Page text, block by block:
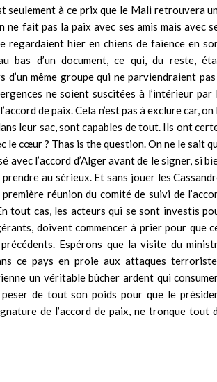
seulement à ce prix que le Mali retrouvera
ne fait pas la paix avec ses amis mais avec
regardaient hier en chiens de faïence en
bas d’un document, ce qui, du reste,
même groupe qui ne parviendraient
ne soient suscitées à l’intérieur par
de paix. Cela n’est pas à exclure car, on
leur sac, sont capables de tout. Ils ont
le cœur ? Thas is the question. On ne le sait
l’accord d’Alger avant de le signer, si
au sérieux. Et sans jouer les
réunion du comité de suivi de
tout cas, les acteurs qui se sont investis
doivent commencer à prier pour que
Espérons que la visite du
ce pays en proie aux attaques
un véritable bûcher ardent qui
peser de tout son poids pour que le
de l’accord de paix, ne tronque tout